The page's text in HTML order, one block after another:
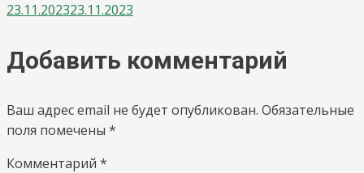
23.11.202323.11.2023
Добавить комментарий
Ваш адрес email не будет опубликован. Обязательные
поля помечены *
Комментарий *